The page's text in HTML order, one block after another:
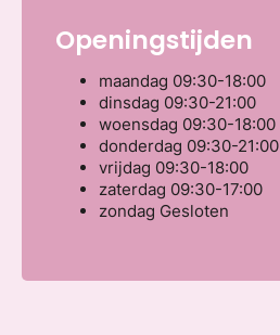
Openingstijden
maandag 09:30-18:00
dinsdag 09:30-21:00
woensdag 09:30-18:00
donderdag 09:30-21:00
vrijdag 09:30-18:00
zaterdag 09:30-17:00
zondag Gesloten